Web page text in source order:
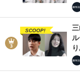
SCOOP!